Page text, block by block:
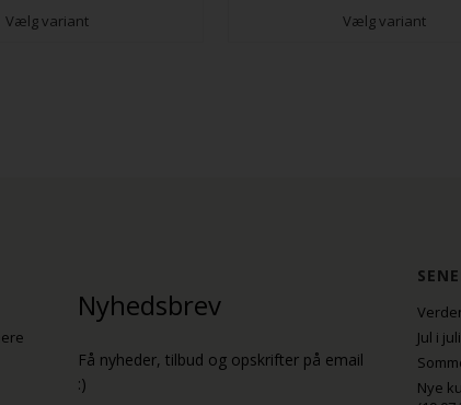
Vælg variant
Vælg variant
Nyhedsbrev
Få nyheder, tilbud og opskrifter på email
:)
Jul i
Nye